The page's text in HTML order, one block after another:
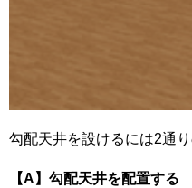
勾配天井を設けるには2通
【A】勾配天井を配置する